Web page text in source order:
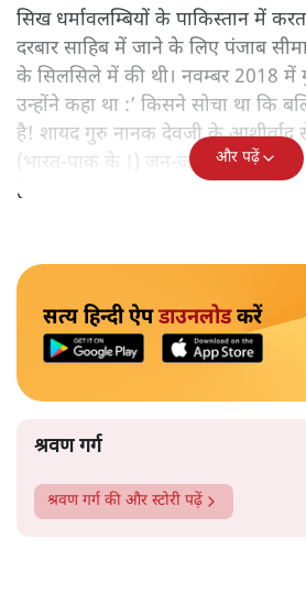
सिख धर्मावलम्बियों के पाकिस्तान में
दरबार साहिब में जाने के लिए पंजाब
के सिलसिले में की थी। नवम्बर 2018 में
उन्होंने कहा था :’ किसने सोचा था कि
है! शायद गुरु नानक देवजी के आशीर्वाद से
(भारत-पाक के !) जन-जन को जोड़ने का
है!‘
और पढ़ें
सत्य हिन्दी ऐपडाउनलोडकरें
श्रवण गर्ग
श्रवण गर्ग की और स्टोरी पढ़ें